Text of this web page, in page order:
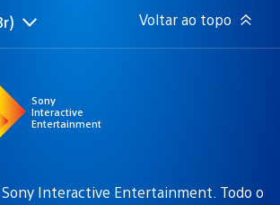
Voltar ao topo
Sony
Interactive
Entertainment
Interactive Entertainment. Todo o